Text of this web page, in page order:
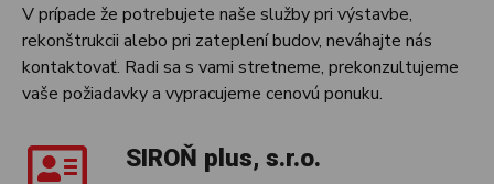
V prípade že potrebujete naše služby pri výstavbe,
rekonštrukcii alebo pri zateplení budov, neváhajte nás
kontaktovať. Radi sa s vami stretneme, prekonzultujeme
vaše požiadavky a vypracujeme cenovú ponuku.
SIROŇ plus, s.r.o.